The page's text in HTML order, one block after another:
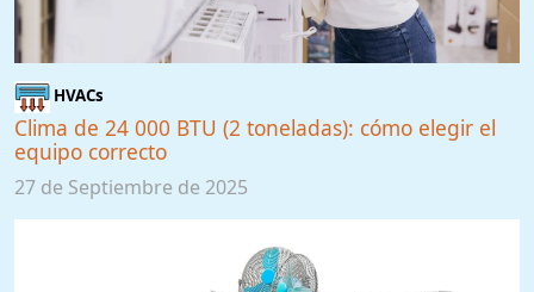
HVACs
Clima de 24 000 BTU (2 toneladas): cómo elegir el
equipo correcto
27 de Septiembre de 2025